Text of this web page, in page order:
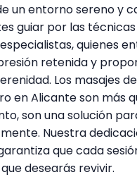
un entorno sereno y
guiar por las
quienes
retenida y
Los masajes
en Alicante son más
son una solución
Nuestra
que cada
desearás revivir.